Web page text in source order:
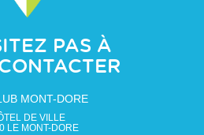
PAS À
MONT-DORE
DE VILLE
LE MONT-DORE